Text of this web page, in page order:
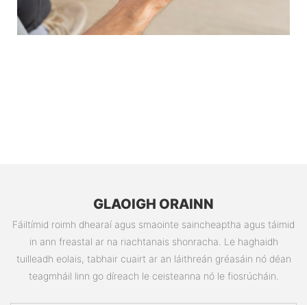
GLAOIGH ORAINN
Fáiltímid roimh dhearaí agus smaointe saincheaptha agus táimid
in ann freastal ar na riachtanais shonracha. Le haghaidh
tuilleadh eolais, tabhair cuairt ar an láithreán gréasáin nó déan
teagmháil linn go díreach le ceisteanna nó le fiosrúcháin.